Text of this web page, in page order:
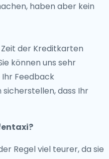
haben aber kein
der Kreditkarten
können uns sehr
Feedback
dass Ihr
Regel viel teurer, da sie